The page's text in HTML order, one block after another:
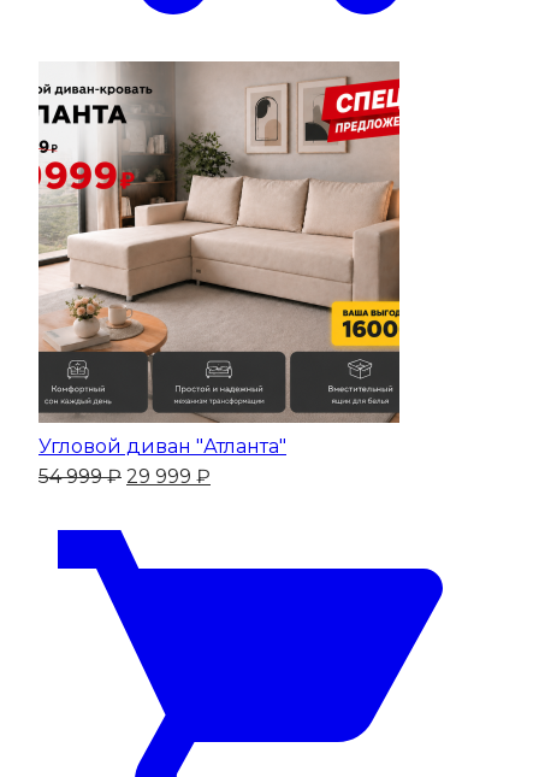
Угловой диван "Атланта"
54 999₽ Первоначальная
составляла
54
29 999 ₽
999 ₽.